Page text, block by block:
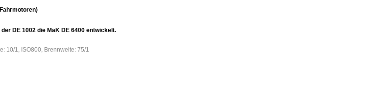
DE 1002 die MaK DE 6400 entwickelt.
10/1, ISO800, Brennweite: 75/1